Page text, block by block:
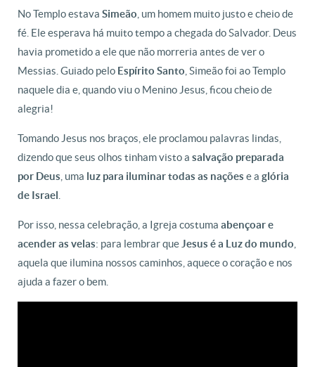
No Templo estava Simeão , um homem muito justo e cheio de
fé. Ele esperava há muito tempo a chegada do Salvador. Deus
havia prometido a ele que não morreria antes de ver o
Messias. Guiado pelo Espírito Santo , Simeão foi ao Templo
naquele dia e, quando viu o Menino Jesus, ficou cheio de
alegria!
Tomando Jesus nos braços, ele proclamou palavras lindas,
dizendo que seus olhos tinham visto a salvação preparada
por Deus , uma luz para iluminar todas as nações e a glória
de Israel
Por isso, nessa celebração, a Igreja costuma abençoar e
acender as velas: para lembrar que Jesus é a Luz do mundo
aquela que ilumina nossos caminhos, aquece o coração e nos
ajuda a fazer o bem.